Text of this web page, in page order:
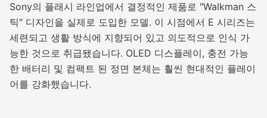
Sony의 플래시 라인업에서 결정적인 제품로 "Walkman 스
틱" 디자인을 실제로 도입한 모델. 이 시점에서 E 시리즈는
세련되고 생활 방식에 지향되어 있고 의도적으로 인식 가
능한 것으로 취급됐습니다. OLED 디스플레이, 충전 가능
한 배터리 및 컴팩트 된 정면 본체는 훨씬 현대적인 플레이
어를 강화했습니다.